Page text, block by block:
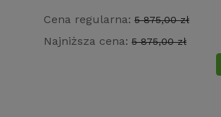
Cena regularna: 5 875,00 zł
Najniższa cena: 5 875,00 zł